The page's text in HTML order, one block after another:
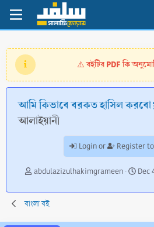
⚠️বইটির PDF কি
আমি কিভাবে বরকত হাসিল
আলাইয়ানী
Login or Register to
A
t
h
r
abdulazizulhakimgrameen
C
e
i
Dec
বাংলা বই